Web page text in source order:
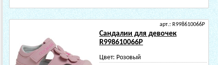
арт.: R998610066P
Сандалии для девочек
R998610066P
Цвет: Розовый